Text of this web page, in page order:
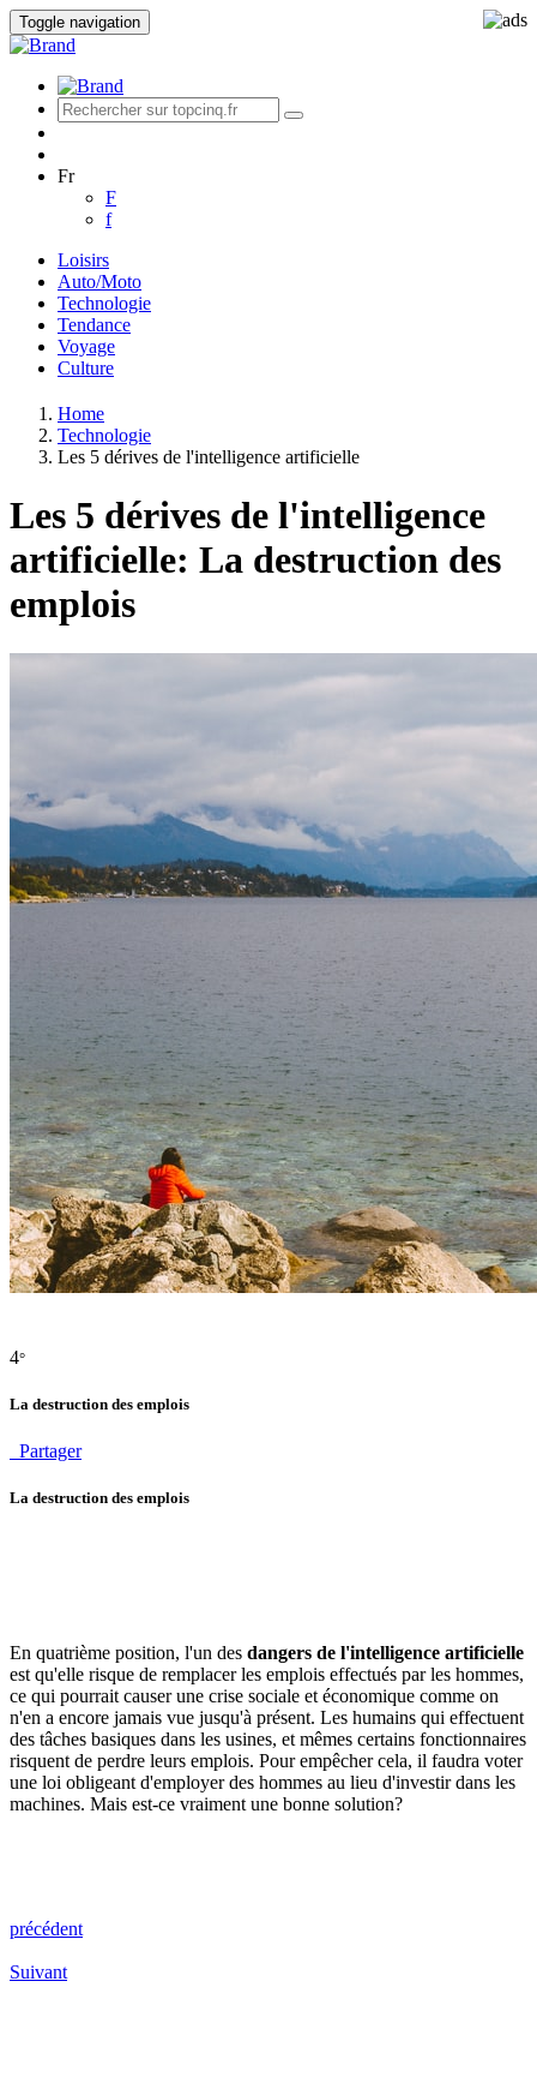
Toggle navigation
Fr
F
f
Loisirs
Auto/Moto
Technologie
Tendance
Voyage
Culture
Home
Technologie
Les 5 dérives de l'intelligence artificielle
Les 5 dérives de l'intelligence
artificielle: La destruction des
emplois
4°
La destruction des emplois
Partager
La destruction des emplois
En quatrième position, l'un des dangers de l'intelligence artificielle
est qu'elle risque de remplacer les emplois effectués par les hommes,
ce qui pourrait causer une crise sociale et économique comme on
n'en a encore jamais vue jusqu'à présent. Les humains qui effectuent
des tâches basiques dans les usines, et mêmes certains fonctionnaires
risquent de perdre leurs emplois. Pour empêcher cela, il faudra voter
une loi obligeant d'employer des hommes au lieu d'investir dans les
machines. Mais est-ce vraiment une bonne solution?
précédent
Suivant